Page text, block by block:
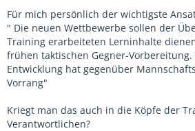
Für mich persönlich der wichtigste
" Die neuen Wettbewerbe sollen der
Training erarbeiteten Lerninhalte
frühen taktischen Gegner-
Entwicklung hat gegenüber
Vorrang"
Kriegt man das auch in die Köpfe der
Verantwortlichen?